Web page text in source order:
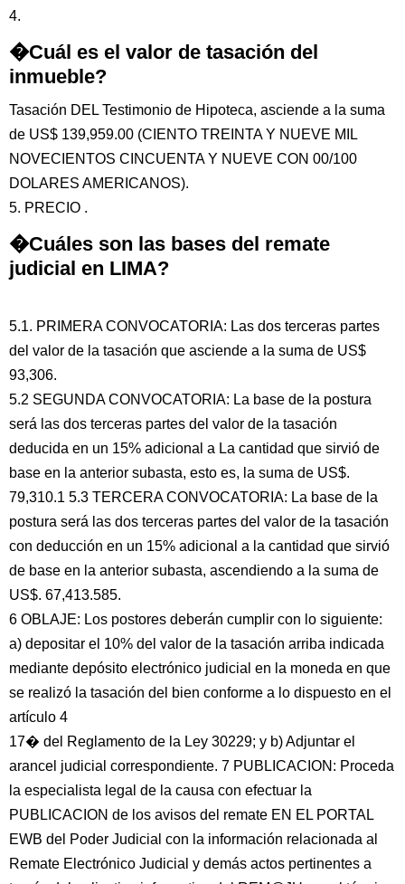
4.
�Cuál es el valor de tasación del
inmueble?
Tasación DEL Testimonio de Hipoteca, asciende a la suma
de US$ 139,959.00 (CIENTO TREINTA Y NUEVE MIL
NOVECIENTOS CINCUENTA Y NUEVE CON 00/100
DOLARES AMERICANOS).
5. PRECIO .
�Cuáles son las bases del remate
judicial en LIMA?
5.1. PRIMERA CONVOCATORIA: Las dos terceras partes
del valor de la tasación que asciende a la suma de US$
93,306.
5.2 SEGUNDA CONVOCATORIA: La base de la postura
será las dos terceras partes del valor de la tasación
deducida en un 15% adicional a La cantidad que sirvió de
base en la anterior subasta, esto es, la suma de US$.
79,310.1 5.3 TERCERA CONVOCATORIA: La base de la
postura será las dos terceras partes del valor de la tasación
con deducción en un 15% adicional a la cantidad que sirvió
de base en la anterior subasta, ascendiendo a la suma de
US$. 67,413.585.
6 OBLAJE: Los postores deberán cumplir con lo siguiente:
a) depositar el 10% del valor de la tasación arriba indicada
mediante depósito electrónico judicial en la moneda en que
se realizó la tasación del bien conforme a lo dispuesto en el
artículo 4
17� del Reglamento de la Ley 30229; y b) Adjuntar el
arancel judicial correspondiente. 7 PUBLICACION: Proceda
la especialista legal de la causa con efectuar la
PUBLICACION de los avisos del remate EN EL PORTAL
EWB del Poder Judicial con la información relacionada al
Remate Electrónico Judicial y demás actos pertinentes a